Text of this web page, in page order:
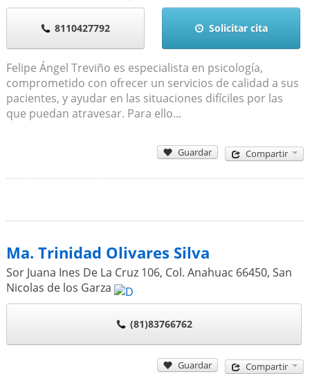
8110427792 Solicitar cita
Felipe Ángel Treviño es especialista en psicología,
comprometido con ofrecer un servicios de calidad a sus
pacientes, y ayudar en las situaciones difíciles por las
que puedan atravesar. Para ello...
Guardar Compartir
Ma. Trinidad Olivares Silva
Sor Juana Ines De La Cruz 106, Col. Anahuac 66450, San
Nicolas de los Garza
(81)83766762
Guardar Compartir